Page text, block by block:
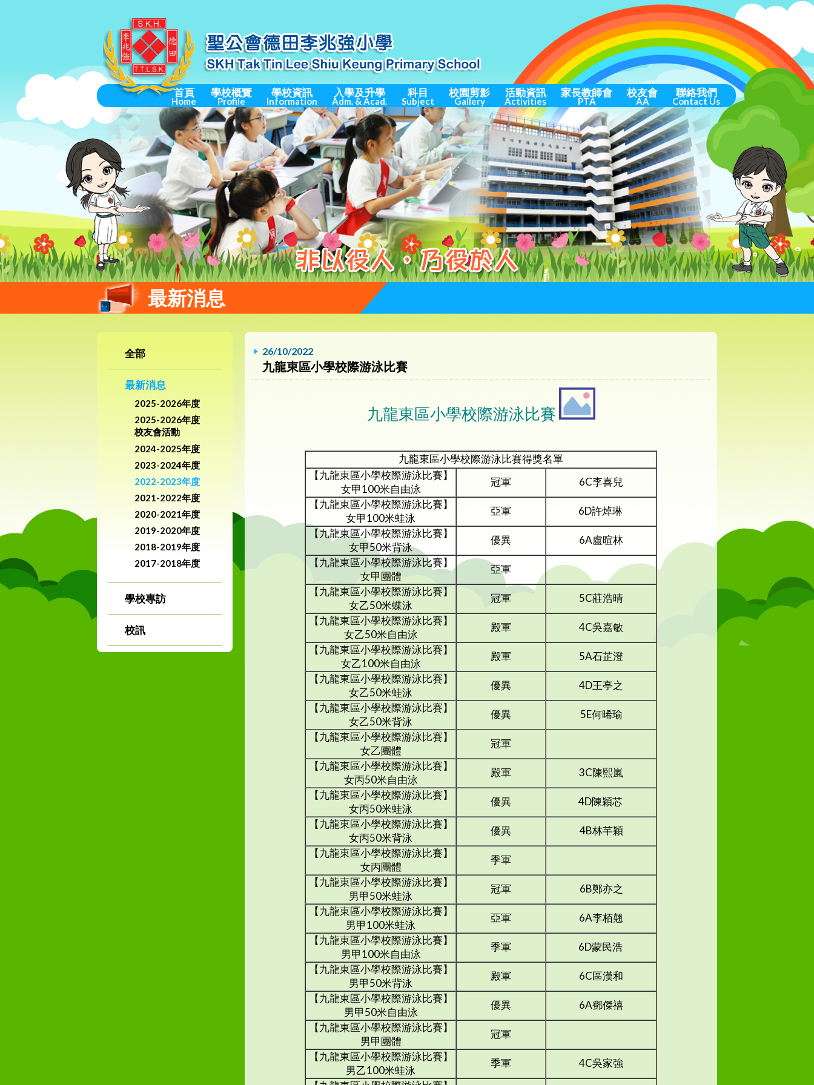
首頁
Home
學校概覽
Profile
學校資訊
Information
入學及升學
Adm. & Acad.
科目
Subject
校園剪影
Gallery
活動資訊
Activities
家長教師會
PTA
校友會
AA
聯絡我們
Contact Us
最新消息
全部
最新消息
2025-2026年度
2025-2026年度
校友會活動
2024-2025年度
2023-2024年度
2022-2023年度
2021-2022年度
2020-2021年度
2019-2020年度
2018-2019年度
2017-2018年度
學校專訪
校訊
26/10/2022
九龍東區小學校際游泳比賽
九龍東區小學校際游泳比賽
九龍東區小學校際游泳比賽得獎名單
【九龍東區小學校際游泳比賽】
女甲100米自由泳
冠軍
6C李喜兒
【九龍東區小學校際游泳比賽】
女甲100米蛙泳
亞軍
6D許焯琳
【九龍東區小學校際游泳比賽】
女甲50米背泳
優異
6A盧暄林
【九龍東區小學校際游泳比賽】
女甲團體
亞軍
【九龍東區小學校際游泳比賽】
女乙50米蝶泳
冠軍
5C莊浩晴
【九龍東區小學校際游泳比賽】
女乙50米自由泳
殿軍
4C吳嘉敏
【九龍東區小學校際游泳比賽】
女乙100米自由泳
殿軍
5A石芷澄
【九龍東區小學校際游泳比賽】
女乙50米蛙泳
優異
4D王亭之
【九龍東區小學校際游泳比賽】
女乙50米背泳
優異
5E何晞瑜
【九龍東區小學校際游泳比賽】
女乙團體
冠軍
【九龍東區小學校際游泳比賽】
女丙50米自由泳
殿軍
3C陳熙嵐
【九龍東區小學校際游泳比賽】
女丙50米蛙泳
優異
4D陳穎芯
【九龍東區小學校際游泳比賽】
女丙50米背泳
優異
4B林芊穎
【九龍東區小學校際游泳比賽】
女丙團體
季軍
【九龍東區小學校際游泳比賽】
男甲50米蛙泳
冠軍
6B鄭亦之
【九龍東區小學校際游泳比賽】
男甲100米蛙泳
亞軍
6A李栢翹
【九龍東區小學校際游泳比賽】
男甲100米自由泳
季軍
6D蒙民浩
【九龍東區小學校際游泳比賽】
男甲50米背泳
殿軍
6C區漢和
【九龍東區小學校際游泳比賽】
男甲50米自由泳
優異
6A鄧傑禧
【九龍東區小學校際游泳比賽】
男甲團體
冠軍
【九龍東區小學校際游泳比賽】
男乙100米蛙泳
季軍
4C吳家強